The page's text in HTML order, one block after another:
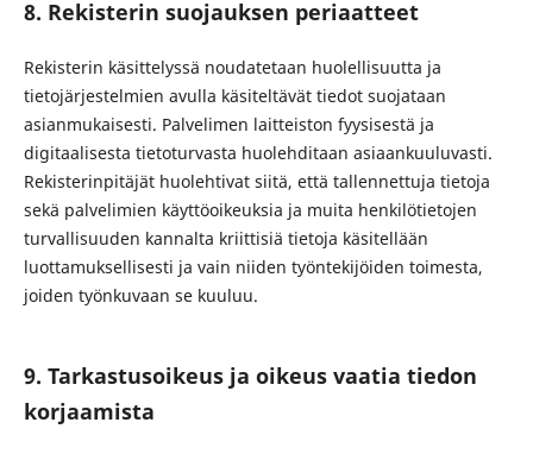
8. Rekisterin suojauksen periaatteet
Rekisterin käsittelyssä noudatetaan huolellisuutta ja
tietojärjestelmien avulla käsiteltävät tiedot suojataan
asianmukaisesti. Palvelimen laitteiston fyysisestä ja
digitaalisesta tietoturvasta huolehditaan asiaankuuluvasti.
Rekisterinpitäjät huolehtivat siitä, että tallennettuja tietoja
sekä palvelimien käyttöoikeuksia ja muita henkilötietojen
turvallisuuden kannalta kriittisiä tietoja käsitellään
luottamuksellisesti ja vain niiden työntekijöiden toimesta,
joiden työnkuvaan se kuuluu.
9. Tarkastusoikeus ja oikeus vaatia tiedon
korjaamista